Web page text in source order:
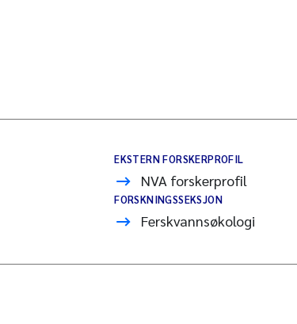
EKSTERN FORSKERPROFIL
NVA forskerprofil
FORSKNINGSSEKSJON
Ferskvannsøkologi